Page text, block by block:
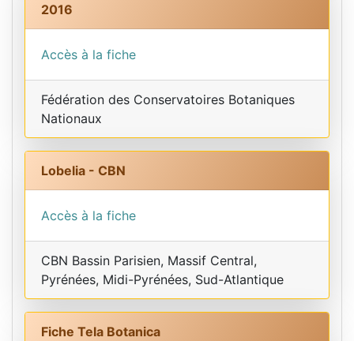
2016
Accès à la fiche
Fédération des Conservatoires Botaniques
Nationaux
Lobelia - CBN
Accès à la fiche
CBN Bassin Parisien, Massif Central,
Pyrénées, Midi-Pyrénées, Sud-Atlantique
Fiche Tela Botanica